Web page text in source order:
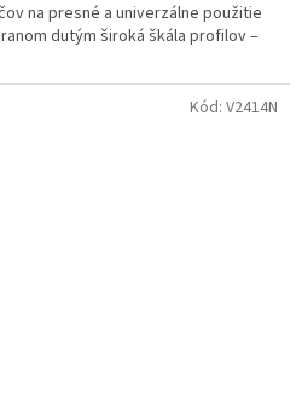
na presné a univerzálne použitie
dutým široká škála profilov –
Kód: V2414N